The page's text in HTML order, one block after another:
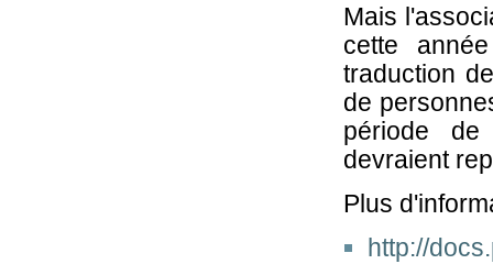
Mais
cette
traduction
de
période
devraient
Plus
http://